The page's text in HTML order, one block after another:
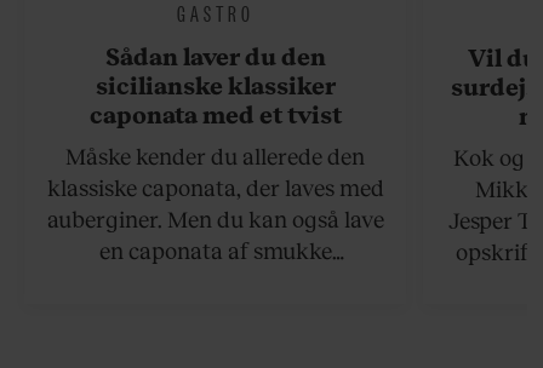
GASTRO
Sådan laver du den
sicilianske klassiker
caponata med et tvist
Måske kender du allerede den
klassiske caponata, der laves med
auberginer. Men du kan også lave
en caponata af smukke
Vil du
Kok og
Jesper
opskrift